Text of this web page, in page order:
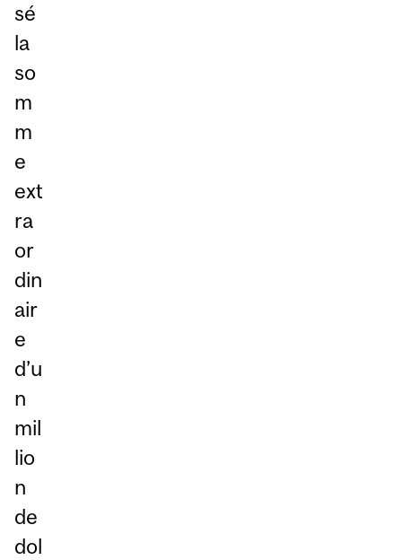
sé
la
so
m
m
e
ext
ra
or
din
air
e
d’u
n
mil
lio
n
de
dol